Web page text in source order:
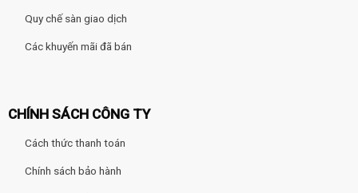
Quy chế sàn giao dịch
Các khuyến mãi đã bán
CHÍNH SÁCH CÔNG TY
Cách thức thanh toán
Chính sách bảo hành